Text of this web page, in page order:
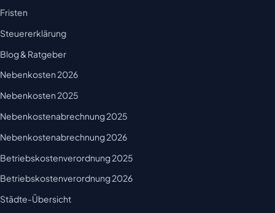
Fristen
Steuererklärung
Blog & Ratgeber
Nebenkosten 2026
Nebenkosten 2025
Nebenkostenabrechnung 2025
Nebenkostenabrechnung 2026
Betriebskostenverordnung 2025
Betriebskostenverordnung 2026
Städte-Übersicht